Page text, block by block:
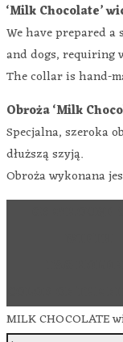
‘Milk Chocolate’
We have prepared
and dogs, requiring
The collar is hand-
Obroża ‘Milk
Specjalna, szeroka
dłuższą szyją.
Obroża wykonana
MILK CHOCOLATE